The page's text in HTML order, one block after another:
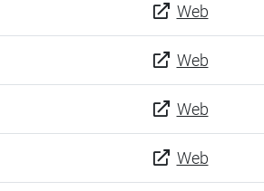
Web
Web
Web
Web